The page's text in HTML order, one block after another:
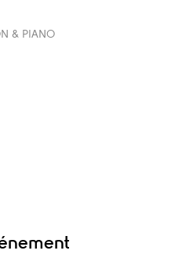
& PIANO